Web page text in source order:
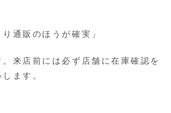
通販のほうが確実」
来店前には必ず店舗に在庫確認を
ます。